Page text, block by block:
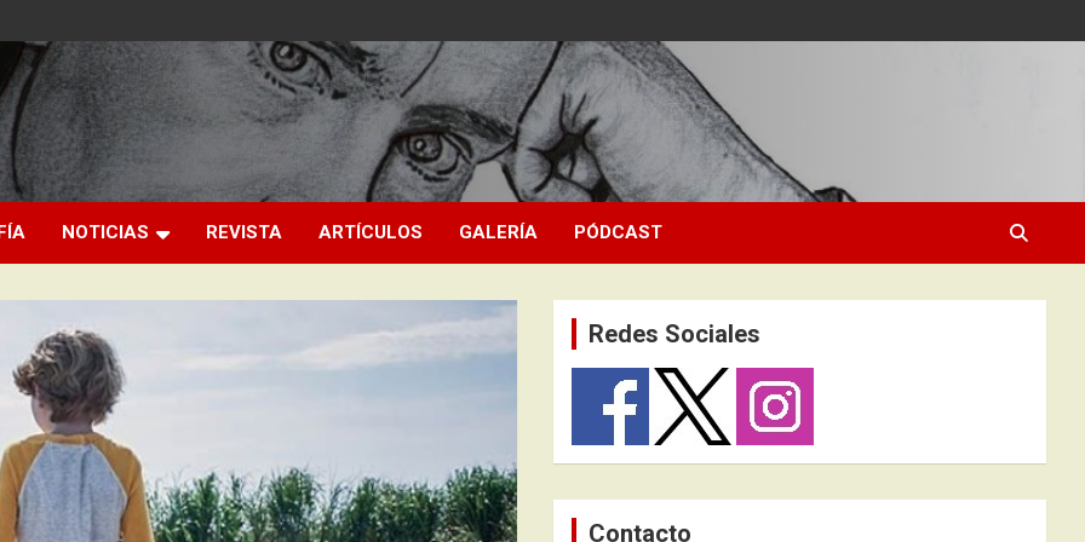
NOTICIAS REVISTA ARTÍCULOS GALERÍA PÓDCAST
Redes Sociales
Contacto